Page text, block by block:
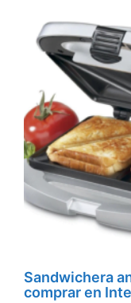
Sandwichera
comprar en